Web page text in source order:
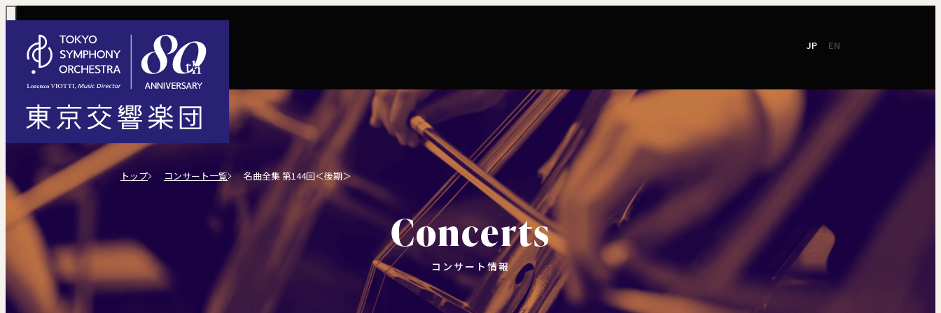
JP EN
コンサート情報
Concerts
コンサート一覧
定期演奏会
川崎定期演奏会
東京オペラシティシリーズ
特別演奏会など
こども定期演奏会
その他の公演
演奏会プログラム「Symphony」
2026 / 27
シーズンパンフレット
2025 / 26
シーズンパンフレット
チケット購入
Tickets 定期会員券 / セット券
選べるプラン
コンサートマナーガイド
TOKYO SYMPHONY
オンラインチケット
お電話でのお申込み
楽団について
活動理念
東京交響楽団とは
主な主催公演 / 委嘱・初演作品リスト
楽団員
東響コーラス
財団概要
採用・オーディション
社会貢献
川崎市 - フランチャイズ
新潟市 - 準フランチャイズ
ご支援
サポートについて
ご芳名一覧
お手続きについて
公演協賛のご案内
インカインド（物品寄付）
TOKYO SYMPHONY VISA カード
東響会員
東響会員とは
トップ コンサート一覧 名曲全集 第144回＜後期＞
Concerts
コンサート情報